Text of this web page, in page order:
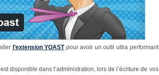
l’extension YOASTpour avoir un outil ultra performant
disponible dans l’administration, lors de l’écriture de vos